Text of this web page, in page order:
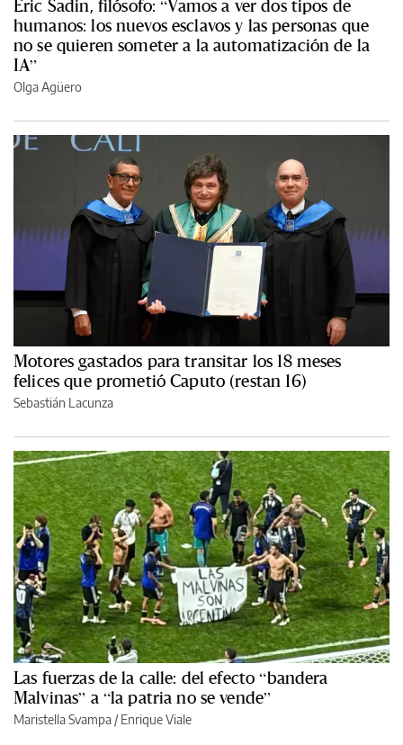
Èric Sadin, filósofo: “Vamos a ver dos tipos de
humanos: los nuevos esclavos y las personas que
no se quieren someter a la automatización de la
IA”
Olga Agüero
Motores gastados para transitar los 18 meses
felices que prometió Caputo (restan 16)
Sebastián Lacunza
Las fuerzas de la calle: del efecto “bandera
Malvinas” a “la patria no se vende”
Maristella Svampa /Enrique Viale